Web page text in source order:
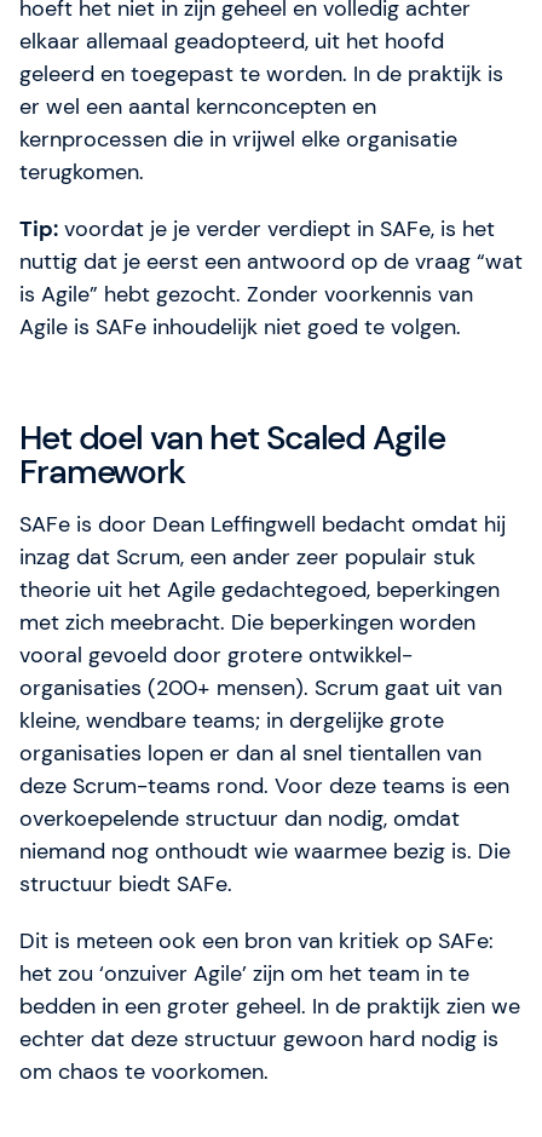
hoeft het niet in zijn geheel en volledig achter
elkaar allemaal geadopteerd, uit het hoofd
geleerd en toegepast te worden. In de praktijk is
er wel een aantal kernconcepten en
kernprocessen die in vrijwel elke organisatie
terugkomen.
Tip: voordat je je verder verdiept in SAFe, is het
nuttig dat je eerst een antwoord op de vraag “wat
is Agile” hebt gezocht. Zonder voorkennis van
Agile is SAFe inhoudelijk niet goed te volgen.
Het doel van het Scaled Agile
Framework
SAFe is door Dean Leffingwell bedacht omdat hij
inzag dat Scrum, een ander zeer populair stuk
theorie uit het Agile gedachtegoed, beperkingen
met zich meebracht. Die beperkingen worden
vooral gevoeld door grotere ontwikkel-
organisaties (200+ mensen). Scrum gaat uit van
kleine, wendbare teams; in dergelijke grote
organisaties lopen er dan al snel tientallen van
deze Scrum-teams rond. Voor deze teams is een
overkoepelende structuur dan nodig, omdat
niemand nog onthoudt wie waarmee bezig is. Die
structuur biedt SAFe.
Dit is meteen ook een bron van kritiek op SAFe:
het zou ‘onzuiver Agile’ zijn om het team in te
bedden in een groter geheel. In de praktijk zien we
echter dat deze structuur gewoon hard nodig is
om chaos te voorkomen.